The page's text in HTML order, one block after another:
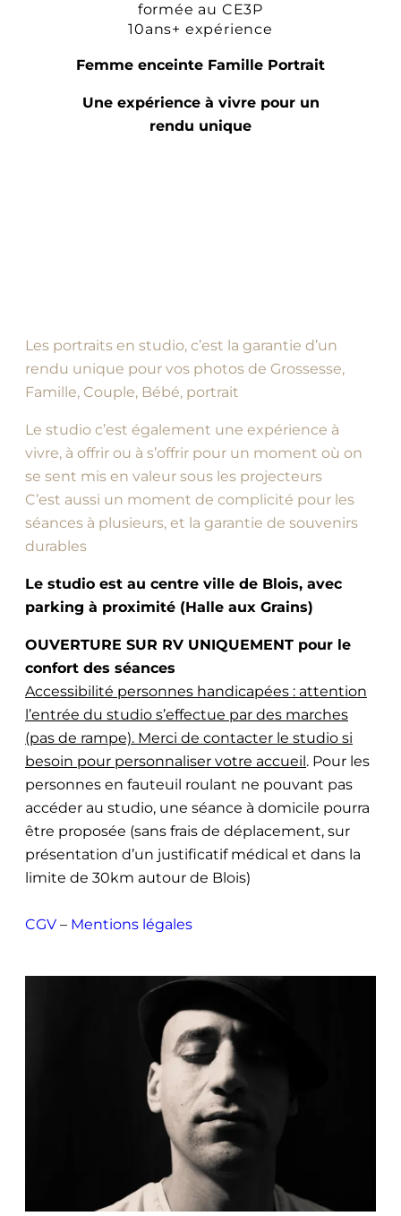
formée au CE3P
10ans+ expérience
Femme enceinte Famille Portrait
Une expérience à vivre pour un
rendu unique
Les portraits en studio, c’est la garantie d’un
rendu unique pour vos photos de Grossesse,
Famille, Couple, Bébé, portrait
Le studio c’est également une expérience à
vivre, à offrir ou à s’offrir pour un moment où on
se sent mis en valeur sous les projecteurs
C’est aussi un moment de complicité pour les
séances à plusieurs, et la garantie de souvenirs
durables
Le studio est au centre ville de Blois, avec
parking à proximité (Halle aux Grains)
OUVERTURE SUR RV UNIQUEMENT pour le
confort des séances
Accessibilité personnes handicapées : attention
l’entrée du studio s’effectue par des marches
(pas de rampe). Merci de contacter le studio si
besoin pour personnaliser votre accueil. Pour les
personnes en fauteuil roulant ne pouvant pas
accéder au studio, une séance à domicile pourra
être proposée (sans frais de déplacement, sur
présentation d’un justificatif médical et dans la
limite de 30km autour de Blois)
CGV – Mentions légales